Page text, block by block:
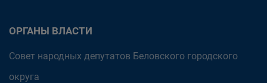
ОРГАНЫ ВЛАСТИ
Совет народных депутатов Беловского городского
округа